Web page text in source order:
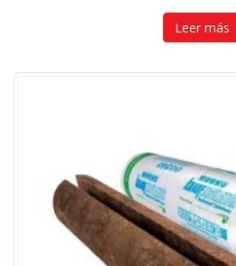
0
out
5
Leer más